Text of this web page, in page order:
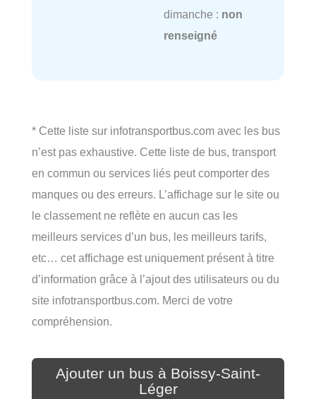
dimanche : non
renseigné
* Cette liste sur infotransportbus.com avec les bus
n’est pas exhaustive. Cette liste de bus, transport
en commun ou services liés peut comporter des
manques ou des erreurs. L’affichage sur le site ou
le classement ne reflète en aucun cas les
meilleurs services d’un bus, les meilleurs tarifs,
etc… cet affichage est uniquement présent à titre
d’information grâce à l’ajout des utilisateurs ou du
site infotransportbus.com. Merci de votre
compréhension.
Ajouter un bus à Boissy-Saint-
Léger